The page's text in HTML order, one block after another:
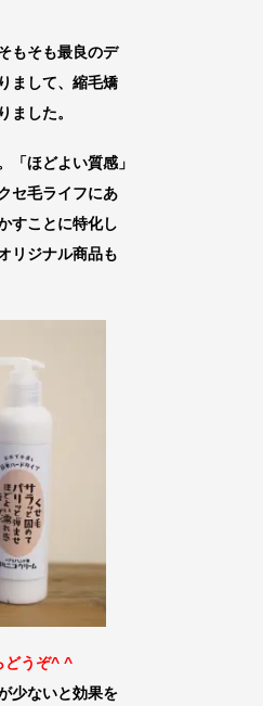
もそも最良のデ
まして、縮毛矯
ました。
「ほどよい質感」
セ毛ライフにあ
すことに特化し
リジナル商品も
どうぞ^ ^
少ないと効果を